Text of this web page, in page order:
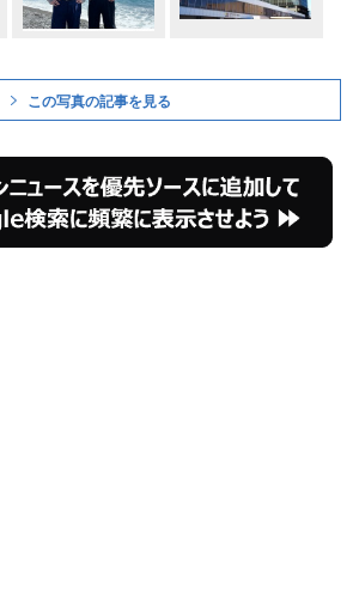
この写真の記事を見る